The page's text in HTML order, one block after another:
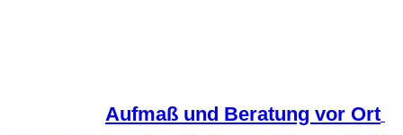
Aufmaß und Beratung vor Ort